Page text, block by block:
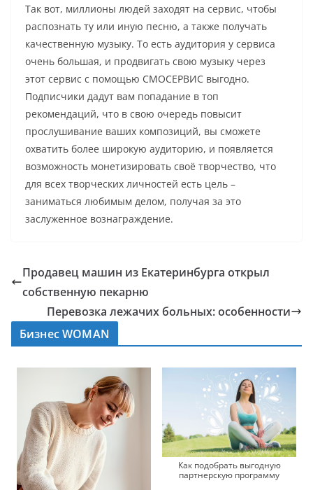
Так вот, миллионы людей заходят на сервис, чтобы
распознать ту или иную песню, а также получать
качественную музыку. То есть аудитория у сервиса
очень большая, и продвигать свою музыку через
этот сервис с помощью СМОСЕРВИС выгодно.
Подписчики дадут вам попадание в топ
рекомендаций, что в свою очередь повысит
прослушивание ваших композиций, вы сможете
охватить более широкую аудиторию, и появляется
возможность монетизировать своё творчество, что
для всех творческих личностей есть цель –
заниматься любимым делом, получая за это
заслуженное вознаграждение.
Продавец машин из Екатеринбурга открыл
собственную пекарню
Перевозка лежачих больных: особенности
Бизнес WOMAN
Как подобрать выгодную
партнерскую программу